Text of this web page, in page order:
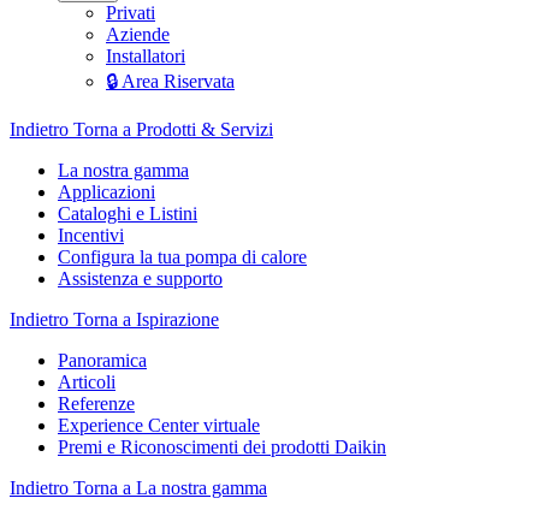
Privati
Aziende
Installatori
🔒 Area Riservata
Indietro Torna a Prodotti & Servizi
La nostra gamma
Applicazioni
Cataloghi e Listini
Incentivi
Configura la tua pompa di calore
Assistenza e supporto
Indietro Torna a Ispirazione
Panoramica
Articoli
Referenze
Experience Center virtuale
Premi e Riconoscimenti dei prodotti Daikin
Indietro Torna a La nostra gamma